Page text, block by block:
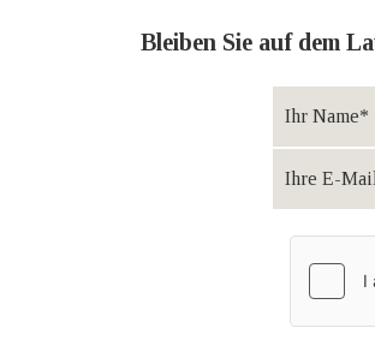
Bleiben Sie auf dem